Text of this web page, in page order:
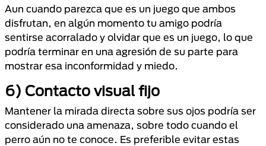
Aun cuando parezca que es un juego que ambos
disfrutan, en algún momento tu amigo podría
sentirse acorralado y olvidar que es un juego, lo que
podría terminar en una agresión de su parte para
mostrar esa inconformidad y miedo.
6) Contacto visual fijo
Mantener la mirada directa sobre sus ojos podría ser
considerado una amenaza, sobre todo cuando el
perro aún no te conoce. Es preferible evitar estas